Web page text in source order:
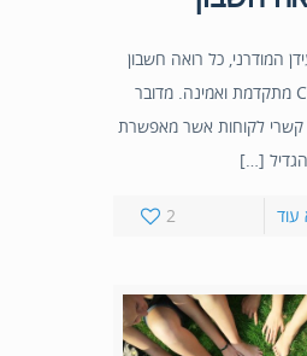
המודרני, כל רואה חשבון
זקוק למערכת CRM מתקדמת ואמינה. מדובר
קשרי לקוחות אשר מאפשרת
[…]
2 עוד